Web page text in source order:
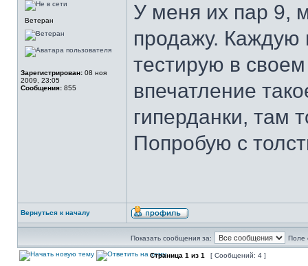
Ветеран
Зарегистрирован: 08 ноя
2009, 23:05
Сообщения: 855
У меня их пар 9,
продажу. Каждую
тестирую в
впечатление
гиперданки, там
Попробую с
Вернуться к началу
Показать сообщения за: Поле
Страница 1 из 1 [ Сообщений: 4 ]